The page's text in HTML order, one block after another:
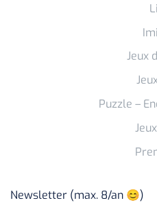
Jeux
Puzzle –
Newsletter (max. 8/an 😊)